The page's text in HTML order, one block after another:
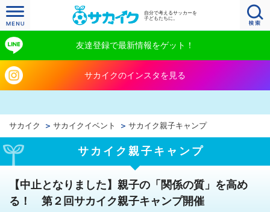
自分で考えるサッカーを
子どもたちに。
友達登録で最新情報をゲット！
サカイクのインスタを見る
サカイク サカイクイベント サカイク親子キャンプ
サカイク親子キャンプ
【中止となりました】親子の「関係の質」を高め
る！ 第２回サカイク親子キャンプ開催